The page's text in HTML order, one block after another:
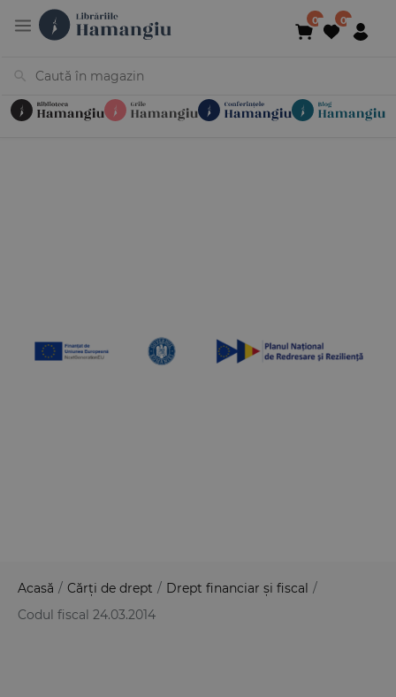
Acasă / Cărți de drept / Drept financiar și fiscal /
Codul fiscal 24.03.2014